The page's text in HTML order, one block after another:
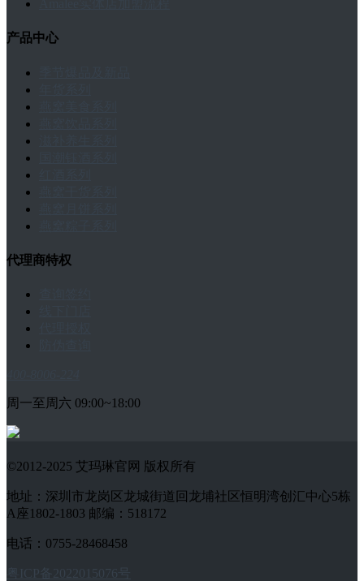
产品中心
代理商特权
周一至周六 09:00~18:00
©2012-2025 艾玛琳官网 版权所有
地址：深圳市龙岗区龙城街道回龙埔社区恒明湾创汇中心5栋
A座1802-1803 邮编：518172
电话：0755-28468458
粤ICP备2022015076号